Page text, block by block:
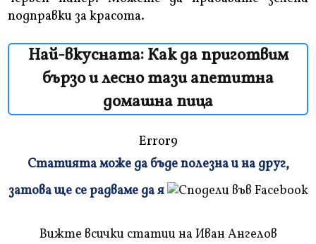
подправки за красота.
Най-вкусната: Как да приготвим
бързо и лесно тази апетитна
домашна пица
Error9
и
Статията може да бъде полезна и на друг,
затова ще се радваме да я
Вижте всички статии на Иван Ангелов